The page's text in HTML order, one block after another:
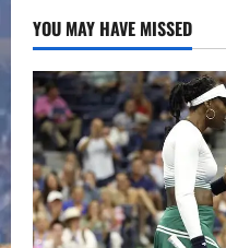
YOU MAY HAVE MISSED